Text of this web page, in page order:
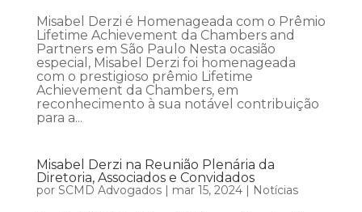
Misabel Derzi é Homenageada com o Prêmio
Lifetime Achievement da Chambers and
Partners em São Paulo Nesta ocasião
especial, Misabel Derzi foi homenageada
com o prestigioso prêmio Lifetime
Achievement da Chambers, em
reconhecimento à sua notável contribuição
para a...
Misabel Derzi na Reunião Plenária da
Diretoria, Associados e Convidados
por SCMD Advogados| mar 15, 2024| Notícias